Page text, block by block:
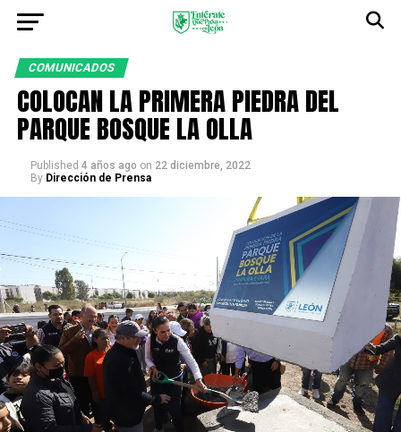
COMUNICADOS
COLOCAN LA PRIMERA PIEDRA DEL
PARQUE BOSQUE LA OLLA
Published 4 años ago on 22 diciembre, 2022
By Dirección de Prensa